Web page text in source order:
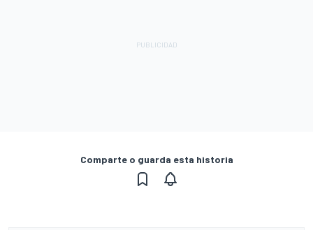
Comparte o guarda esta historia